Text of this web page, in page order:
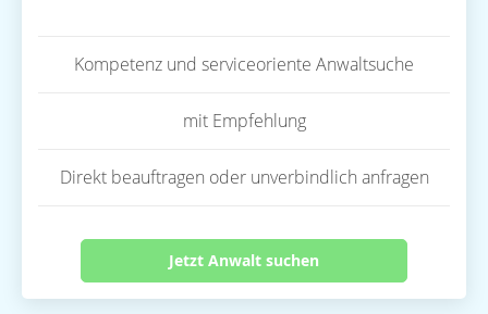
Kompetenz und serviceoriente Anwaltsuche
mit Empfehlung
Direkt beauftragen oder unverbindlich anfragen
Jetzt Anwalt suchen